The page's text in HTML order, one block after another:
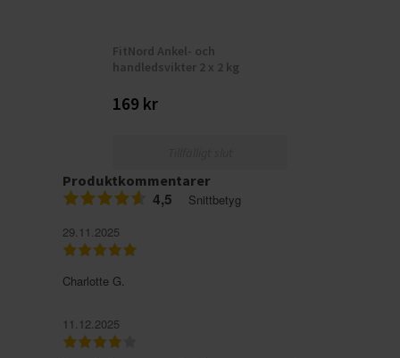
FitNord Ankel- och
handledsvikter 2 x 2 kg
169 kr
Produktkommentarer
4,5
Snittbetyg
29.11.2025
Charlotte G.
11.12.2025